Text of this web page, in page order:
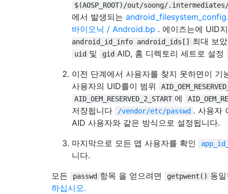
$(AOSP_ROOT)/out/soong/
에서 발생되는
바이오닉 / Android.bp . 에이즈는에 UID
android_id_info android_ids[] 최대 보
uid 및 gid AID, 홈 디렉토리 세트로 설정
이전 단계에서 사용자를 찾지 못하면이
사용자의 UID를이 범위
AID_OEM_RESERVED_2_START 에
저장됩니다 /vendor/etc/passwd . 사용자
AID 사용자와 같은 방식으로 설정됩니다.
마지막으로 모든 앱 사용자를 확인
니다.
모든
passwd 항목 을 얻으려면 getpwent() 동
하십시오.